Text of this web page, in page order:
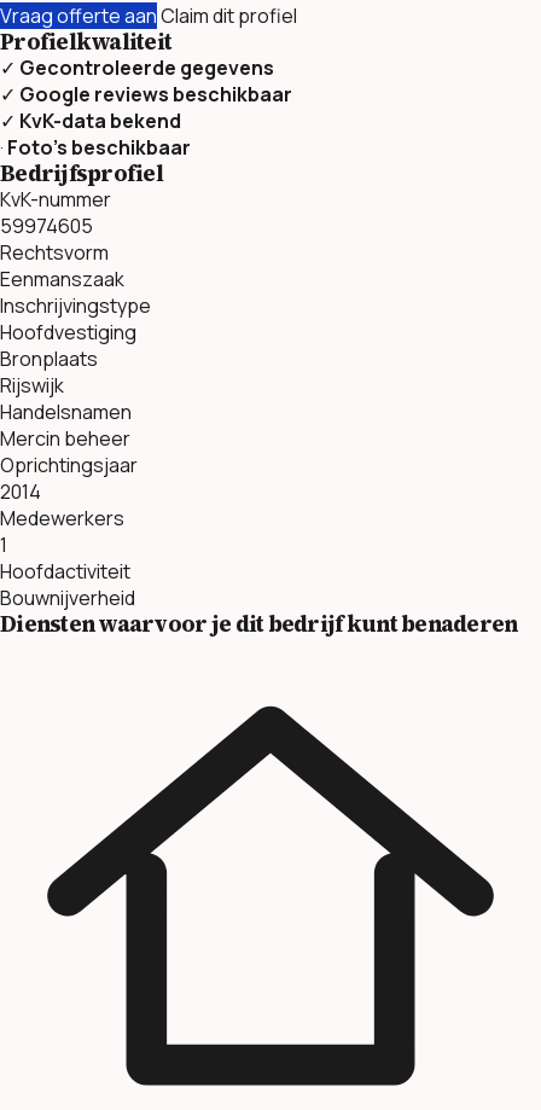
Vraag offerte aanClaim dit profiel
Profielkwaliteit
✓ Gecontroleerde gegevens
✓ Google reviews beschikbaar
✓ KvK-data bekend
· Foto’s beschikbaar
Bedrijfsprofiel
KvK-nummer
59974605
Rechtsvorm
Eenmanszaak
Inschrijvingstype
Hoofdvestiging
Bronplaats
Rijswijk
Handelsnamen
Mercin beheer
Oprichtingsjaar
2014
Medewerkers
1
Hoofdactiviteit
Bouwnijverheid
Diensten waarvoor je dit bedrijf kunt benaderen